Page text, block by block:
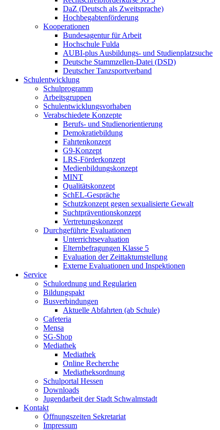
DaZ (Deutsch als Zweitsprache)
Hochbegabtenförderung
Kooperationen
Bundesagentur für Arbeit
Hochschule Fulda
AUBI-plus Ausbildungs- und Studienplatzsuche
Deutsche Stammzellen-Datei (DSD)
Deutscher Tanzsportverband
Schulentwicklung
Schulprogramm
Arbeitsgruppen
Schulentwicklungsvorhaben
Verabschiedete Konzepte
Berufs- und Studienorientierung
Demokratiebildung
Fahrtenkonzept
G9-Konzept
LRS-Förderkonzept
Medienbildungskonzept
MINT
Qualitätskonzept
SchEL-Gespräche
Schutzkonzept gegen sexualisierte Gewalt
Suchtpräventionskonzept
Vertretungskonzept
Durchgeführte Evaluationen
Unterrichtsevaluation
Elternbefragungen Klasse 5
Evaluation der Zeittaktumstellung
Externe Evaluationen und Inspektionen
Service
Schulordnung und Regularien
Bildungspakt
Busverbindungen
Aktuelle Abfahrten (ab Schule)
Cafeteria
Mensa
SG-Shop
Mediathek
Mediathek
Online Recherche
Mediatheksordnung
Schulportal Hessen
Downloads
Jugendarbeit der Stadt Schwalmstadt
Kontakt
Öffnungszeiten Sekretariat
Impressum